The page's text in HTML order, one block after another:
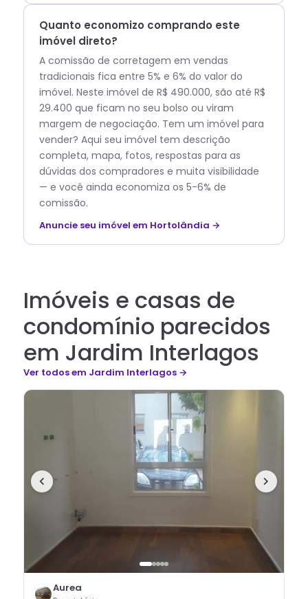
Quanto economizo comprando este
imóvel direto?
A comissão de corretagem em vendas
tradicionais fica entre 5% e 6% do valor do
imóvel. Neste imóvel de R$ 490.000, são até R$
29.400 que ficam no seu bolso ou viram
margem de negociação. Tem um imóvel para
vender? Aqui seu imóvel tem descrição
completa, mapa, fotos, respostas para as
dúvidas dos compradores e muita visibilidade
— e você ainda economiza os 5-6% de
comissão.
Anuncie seu imóvel em Hortolândia →
Imóveis e casas de
condomínio parecidos
em Jardim Interlagos
Ver todosem Jardim Interlagos →
Aurea